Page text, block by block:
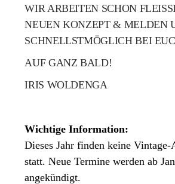
WIR ARBEITEN SCHON
NEUEN KONZEPT & MELDEN
SCHNELLSTMÖGLICH BEI
AUF GANZ BALD!
IRIS WOLDENGA
Wichtige Information:
Dieses Jahr finden keine
statt. Neue Termine werden ab
angekündigt.